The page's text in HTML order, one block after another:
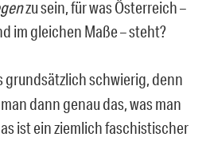
zu sein, für was Österreich –
im gleichen Maße – steht?
grundsätzlich schwierig, denn
dann genau das, was man
ist ein ziemlich faschistischer